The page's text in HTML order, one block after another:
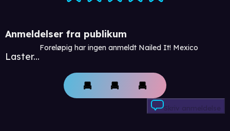
Anmeldelser fra publikum
Laster...
Foreløpig har ingen anmeldt Nailed It! Mexico
Skriv anmeldelse